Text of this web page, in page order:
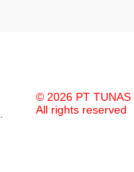
© 2026 PT TUNAS
All rights reserved